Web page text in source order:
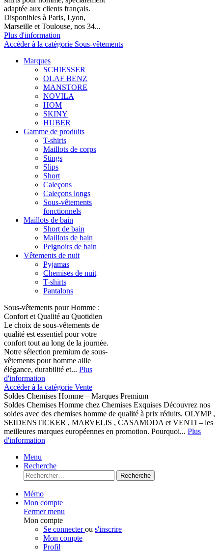
adaptée aux clients français.
Disponibles à Paris, Lyon,
Marseille et Toulouse, nos 34...
Plus d'information
Accéder à la catégorie Sous-vêtements
Marques
SCHIESSER
OLAF BENZ
MANSTORE
NOVILA
HOM
SKINY
HUBER
Gamme de produits
T-shirts
Maillots de corps
Stings
Slips
Short
Caleçons
Caleçons longs
Sous-vêtements
fonctionnels
Maillots de bain
Short de bain
Maillots de bain
Peignoirs de bain
Vêtements de nuit
Pyjamas
Chemises de nuit
T-shirts
Pantalons
Sous-vêtements pour Homme :
Confort et Qualité au Quotidien
Le choix de sous-vêtements de
qualité est essentiel pour votre
confort tout au long de la journée.
Notre sélection premium de sous-
vêtements pour homme allie
élégance, durabilité et... Plus
d'information
Accéder à la catégorie Vente
Soldes Chemises Homme – Marques Premium
Soldes Chemises Homme chez Chemises Exquises Découvrez nos
soldes avec des chemises homme de qualité à prix réduits. OLYMP ,
SEIDENSTICKER , MARVELIS , CASAMODA et VENTI – les
meilleures marques européennes en promotion. Pourquoi... Plus
d'information
Menu
Recherche
Recherche
Mémo
Mon compte
Fermer menu
Mon compte
Se connecterou s'inscrire
Mon compte
Profil